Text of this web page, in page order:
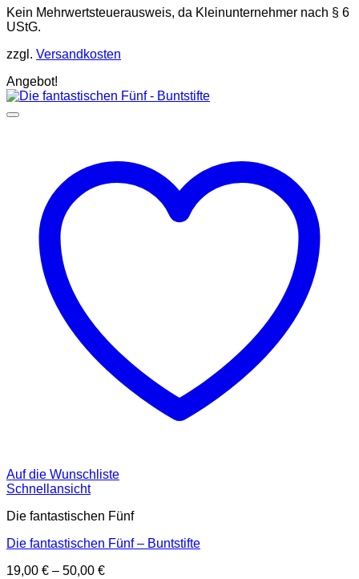
Kein Mehrwertsteuerausweis, da Kleinunternehmer nach § 6
UStG.
zzgl. Versandkosten
Angebot!
Auf die Wunschliste
Schnellansicht
Die fantastischen Fünf
Die fantastischen Fünf – Buntstifte
19,00 € – 50,00 €